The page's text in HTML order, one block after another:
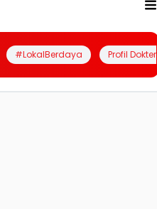
#LokalBerdaya Profil Dokter